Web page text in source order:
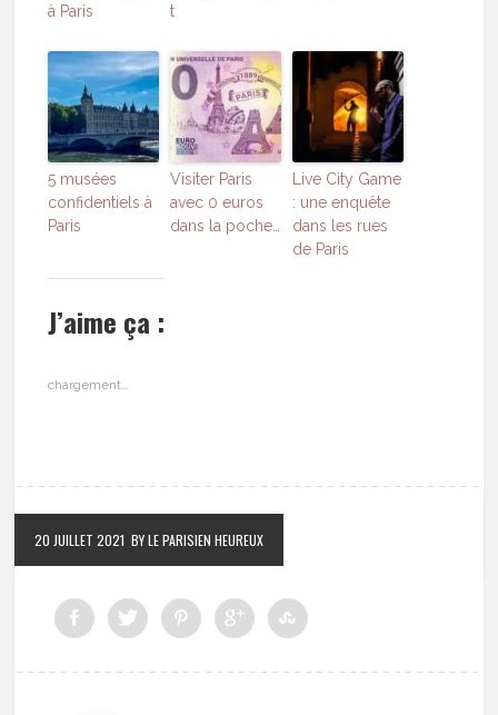
à Paris
t
5 musées
confidentiels à
Paris
Visiter Paris
avec 0 euros
dans la poche…
Live City Game
: une enquête
dans les rues
de Paris
J’aime ça :
chargement…
20 JUILLET 2021 BY LE PARISIEN HEUREUX